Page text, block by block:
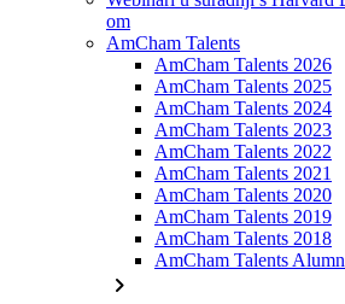
om
AmCham Talents
AmCham Talents 2026
AmCham Talents 2025
AmCham Talents 2024
AmCham Talents 2023
AmCham Talents 2022
AmCham Talents 2021
AmCham Talents 2020
AmCham Talents 2019
AmCham Talents 2018
AmCham Talents
chevron_right